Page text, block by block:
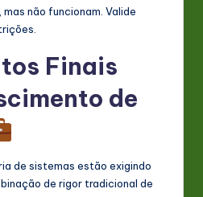
não funcionam. Valide
Finais
de
de sistemas estão exigindo
de rigor tradicional de